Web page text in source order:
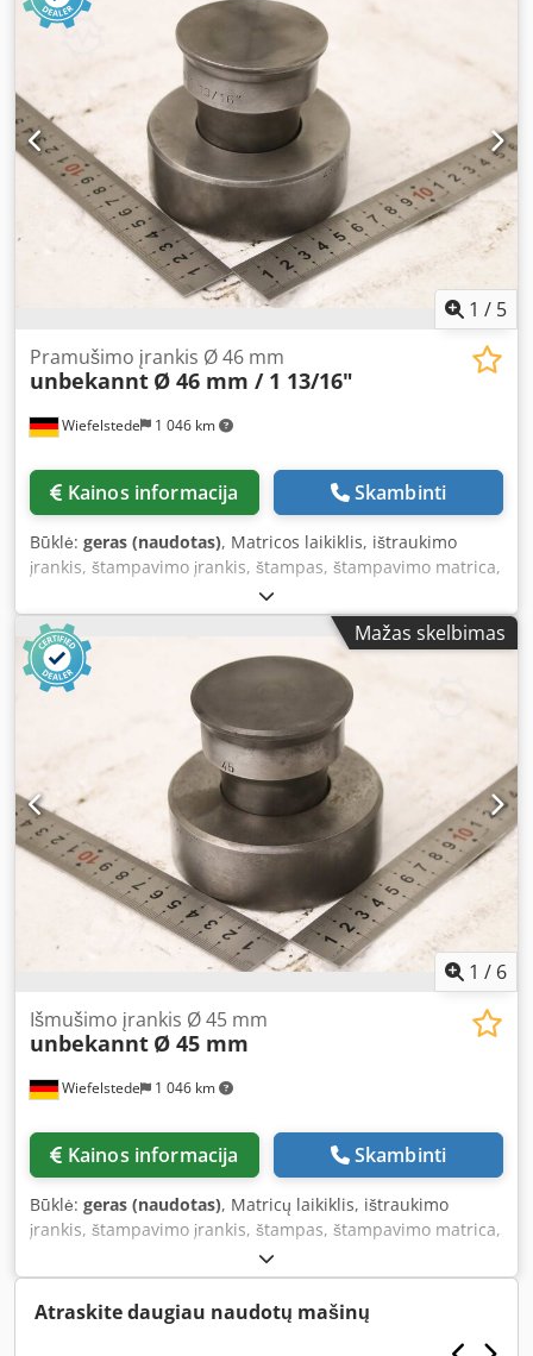
1 / 5
Wiefelstede 1 046 km
Pramušimo įrankis Ø 46 mm
unbekannt Ø 46 mm / 1 13/16"
Kainos informacija Skambinti
Būklė: geras (naudotas), Matricos laikiklis, ištraukimo
įrankis, štampavimo įrankis, štampas, štampavimo matrica,
štampavimo antgalis, štampavimo antgalis -Štampavimo
antgalis: antgalis ir matrica, skersmuo 46 mm / 1 13/16
colio -Transportavimo matmenys: skersmuo 90 x 80 mm
Dedpfx Acszr Ek Nsqjkr -Svoris: 2,2 kg
Mažas skelbimas
1 / 6
Wiefelstede 1 046 km
Išmušimo įrankis Ø 45 mm
unbekannt Ø 45 mm
Kainos informacija Skambinti
Būklė: geras (naudotas), Matricų laikiklis, ištraukimo
įrankis, štampavimo įrankis, štampas, štampavimo matrica,
štampavimo presas, štampavimo presas -Štampavimo
presas: presas ir matrica, skersmuo 45 mm Dedpfx Ajzr Ek
Ajcqokr -Transportavimo matmenys: 90 x 80 mm -Svoris:
Atraskite daugiau naudotų mašinų